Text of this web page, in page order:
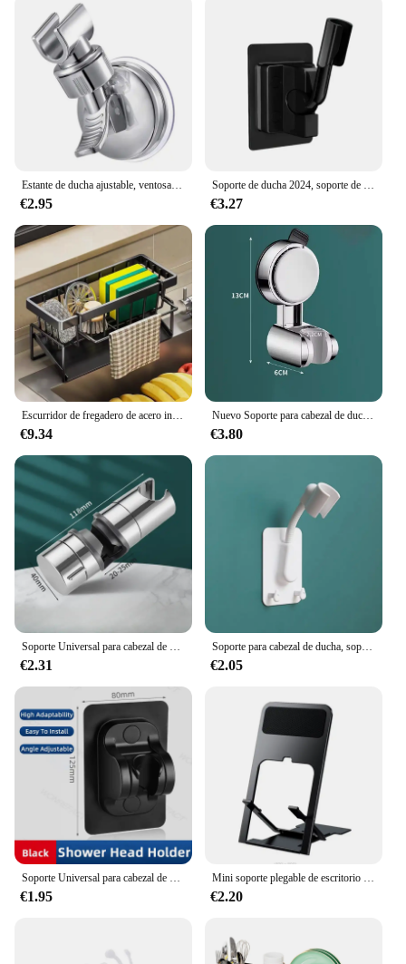
€2.95 €3.27
Escurridor de fregadero de acero inoxidable para cocina, soporte de esponja, almacenamiento de grifo, escurridor de jabón, toallero, estante organizador, accesorios
€9.34
Nuevo Soporte para cabezal de ducha de mano con ventosa de ajuste Horizontal único, soporte para cabezal de ducha grande, montado en la pared
€3.80
Soporte Universal para cabezal de ducha de 18 ~ 25MM, soporte ajustable ABS cromado para riel de ducha, accesorios de baño, soportes de montaje para ducha
€2.31
Soporte para cabezal de ducha, soporte para cabezal de ducha autoadhesivo ajustable, soporte de montaje en pared, SPA, baño, Universal, 1 ud.
€2.05
Soporte Universal para cabezal de ducha, soporte para cabezal de ducha sin taladro, soporte ajustable montado en la pared para accesorios de baño, rotación estable
€1.95
Mini soporte plegable de escritorio para teléfono móvil, soporte de plástico hueco para tableta, portátil, para Iphone 12, 11, 8, 7 pro, 2022
€2.20